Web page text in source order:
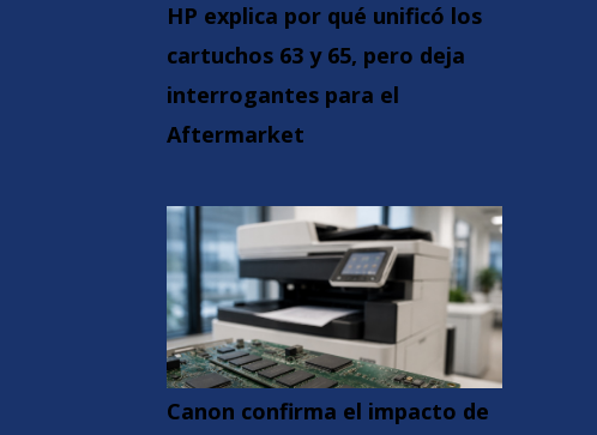
HP explica por qué unificó los
cartuchos 63 y 65, pero deja
interrogantes para el
Aftermarket
Canon confirma el impacto de